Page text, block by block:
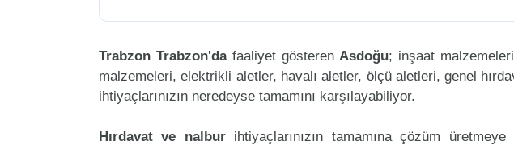
Trabzon Trabzon'dafaaliyet gösteren Asdoğu; inşaat
malzemeleri, elektrikli aletler, havalı aletler, ölçü aletleri, genel
ihtiyaçlarınızın neredeyse tamamını karşılayabiliyor.
Hırdavat ve nalburihtiyaçlarınızın tamamına çözüm